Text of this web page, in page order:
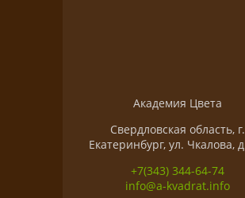
Академия Цвета
Свердловская область, г.
Екатеринбург, ул. Чкалова,
+7(343) 344-64-74
info@a-kvadrat.info